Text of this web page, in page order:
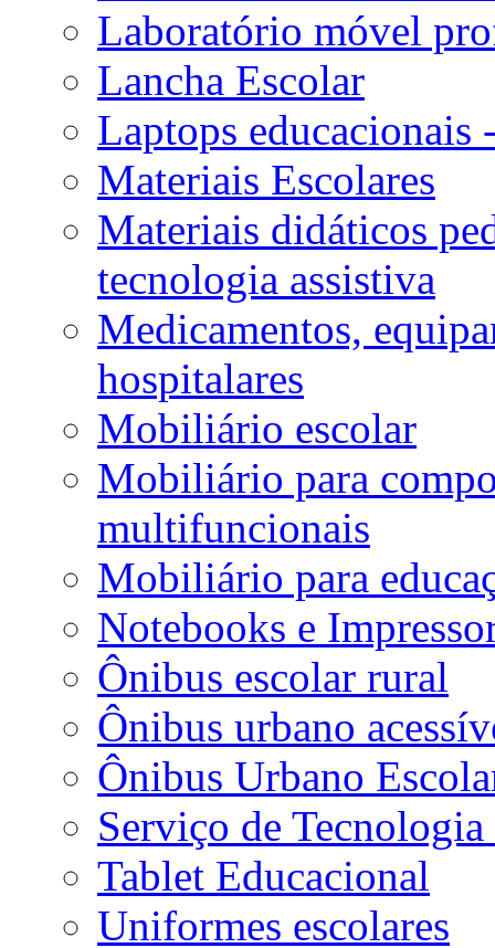
Laboratório móvel
Lancha Escolar
Laptops educacionais
Materiais Escolares
Materiais didáticos
tecnologia assistiva
Medicamentos,
hospitalares
Mobiliário escolar
Mobiliário para
multifuncionais
Mobiliário para
Notebooks e
Ônibus escolar rural
Ônibus urbano
Ônibus Urbano
Serviço de
Tablet Educacional
Uniformes escolares